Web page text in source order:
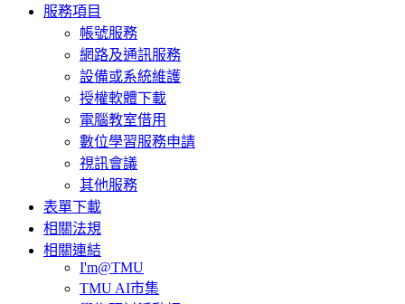
服務項目
帳號服務
網路及通訊服務
設備或系統維護
授權軟體下載
電腦教室借用
數位學習服務申請
視訊會議
其他服務
表單下載
相關法規
相關連結
I'm@TMU
TMU AI市集